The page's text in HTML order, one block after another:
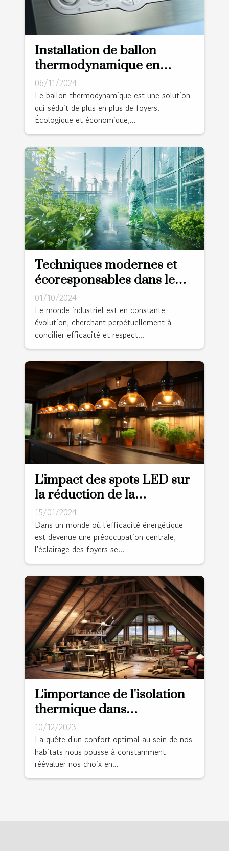
Installation de ballon
thermodynamique en
Sarthe : à quel chauffagiste
faire appel ?
06/11/2024
Le ballon thermodynamique est une solution
qui séduit de plus en plus de foyers.
Écologique et économique,...
Techniques modernes et
écoresponsables dans le
nettoyage industriel
01/10/2024
Le monde industriel est en constante
évolution, cherchant perpétuellement à
concilier efficacité et respect...
L'impact des spots LED sur
la réduction de la
consommation énergétique
dans les foyers
15/01/2024
Dans un monde où l'efficacité énergétique
est devenue une préoccupation centrale,
l'éclairage des foyers se...
L'importance de l'isolation
thermique dans
l'aménagement des
combles
10/12/2023
La quête d'un confort optimal au sein de nos
habitats nous pousse à constamment
réévaluer nos choix en...